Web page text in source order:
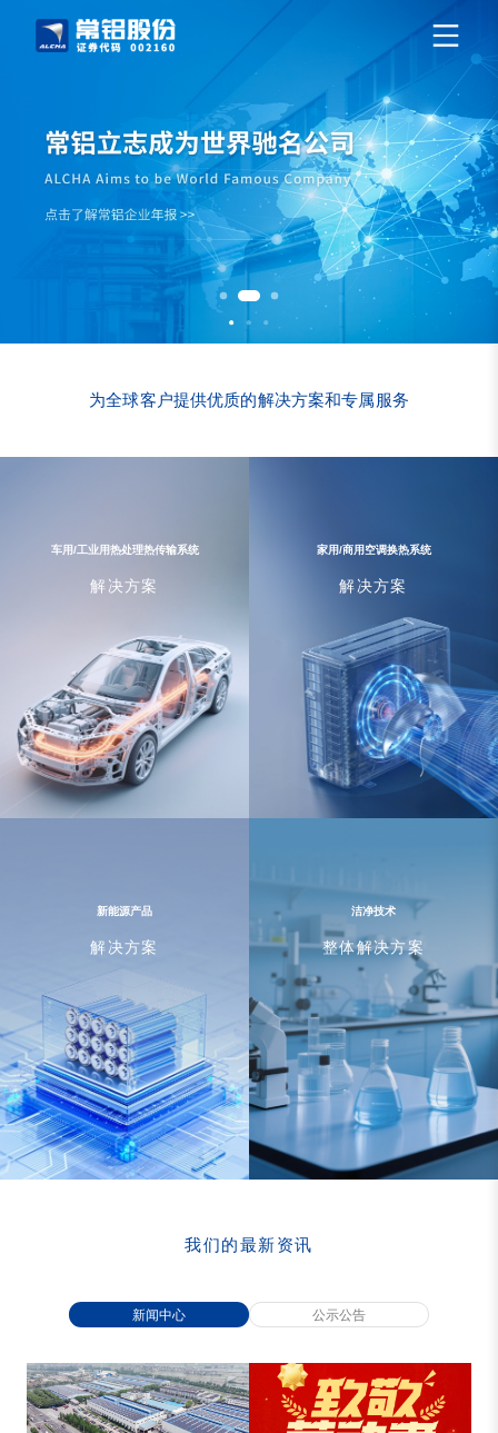
为全球客户提供优质的解决方案和专属服务
车用/工业用热处理热传输系统
解决方案
家用/商用空调换热系统
解决方案
新能源产品
解决方案
洁净技术
整体解决方案
我们的最新资讯
新闻中心 公示公告